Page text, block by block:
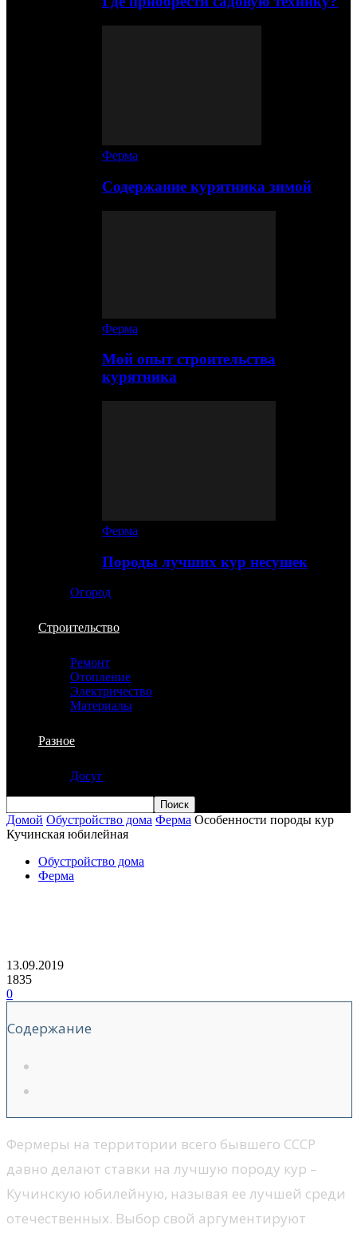
Ферма
Содержание курятника зимой
Ферма
Мой опыт строительства
курятника
Ферма
Породы лучших кур несушек
Огород
Строительство
Ремонт
Отопление
Электричество
Материалы
Разное
Досуг
Домой Обустройство дома Ферма Особенности породы кур
Кучинская юбилейная
Обустройство дома
Ферма
13.09.2019
1835
0
Содержание
Фермеры на территории всего бывшего СССР
давно делают ставки на лучшую породу кур –
Кучинскую юбилейную, называя ее лучшей среди
отечественных. Выбор свой аргументируют